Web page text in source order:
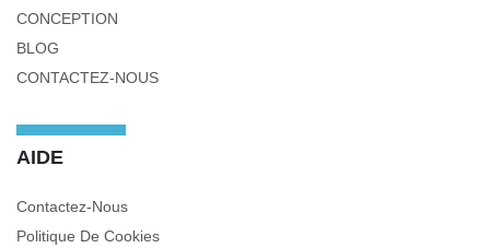
CONCEPTION
BLOG
CONTACTEZ-NOUS
AIDE
Contactez-Nous
Politique De Cookies